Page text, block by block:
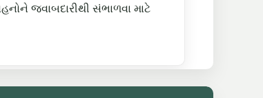
જવાબદારીથી સંભાળવા માટે